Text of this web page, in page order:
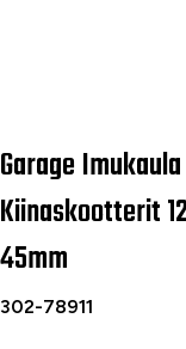
Garage Imukaula /
Garage
Kiinaskootterit
45mm
302-78911